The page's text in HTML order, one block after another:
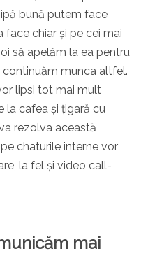
bună putem face
face chiar și pe cei mai
să apelăm la ea pentru
continuăm munca altfel.
lipsi tot mai mult
la cafea și țigară cu
rezolva această
chaturile interne vor
la fel și video call-
mai